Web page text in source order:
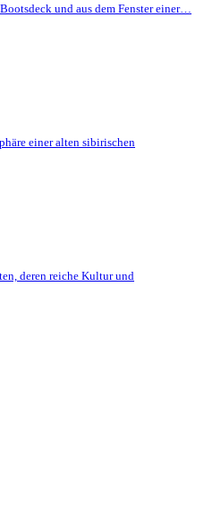
und aus dem Fenster einer…
einer alten sibirischen
deren reiche Kultur und